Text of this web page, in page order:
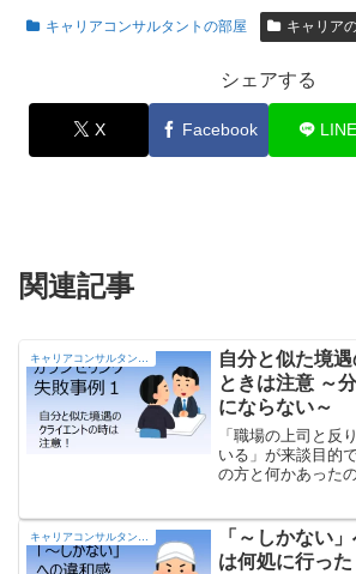
キャリアコンサルタントの部屋 キャリア
シェアする
X Facebook LINE
関連記事
自分と似た境
ときは注意 ～
にならない～
「職場の上司と反
いる」が来談目的
の方と何かあった
が、飲み屋での愚
い。何故でしょう
キャリアコンサルタントの部屋
「～しかない
は何処に行った